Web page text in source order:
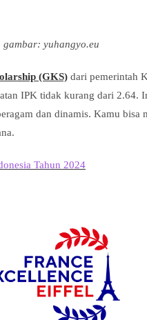
gambar: yuhangyo.eu
(GKS) dari pemerintah
IPK tidak kurang dari 2.64.
dan dinamis. Kamu bisa
Tahun 2024